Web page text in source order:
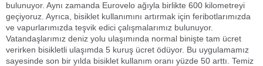
bulunuyor. Aynı zamanda Eurovelo ağıyla birlikte 600 kilometreyi
geçiyoruz. Ayrıca, bisiklet kullanımını artırmak için feribotlarımızda
ve vapurlarımızda teşvik edici çalışmalarımız bulunuyor.
Vatandaşlarımız deniz yolu ulaşımında normal binişte tam ücret
verirken bisikletli ulaşımda 5 kuruş ücret ödüyor. Bu uygulamamız
sayesinde son bir yılda bisiklet kullanım oranı yüzde 50 arttı. Temiz